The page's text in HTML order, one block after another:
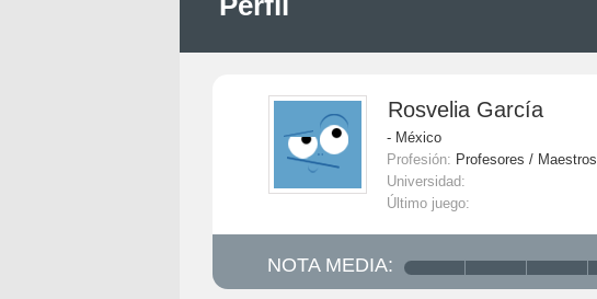
Rosvelia García
- México
Profesión: Profesores / Maestros
Universidad:
Último juego:
NOTA MEDIA: